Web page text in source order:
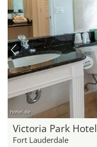
hotel.de
Victoria Park Hotel
Fort Lauderdale